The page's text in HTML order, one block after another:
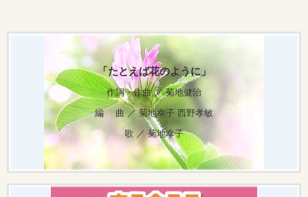
「たとえば花のように」
作詞・作曲 ／菊地健治
編 曲 ／菊地幸子 西野孝敏
歌 ／菊地幸子